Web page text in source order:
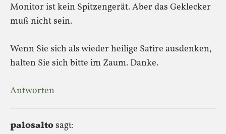
Monitor ist kein Spitzengerät. Aber das Geklecker
muß nicht sein.
Wenn Sie sich als wieder heilige Satire ausdenken,
halten Sie sich bitte im Zaum. Danke.
Antworten
palosaltosagt: